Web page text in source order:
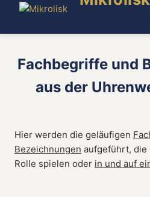
Fachbegriffe und
aus der
Hier werden die geläufigen
Bezeichnungen aufgeführt, die
Rolle spielen oder in und auf